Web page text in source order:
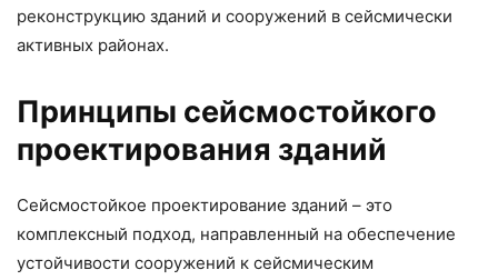
реконструкцию зданий и сооружений в сейсмически
активных районах.
Принципы сейсмостойкого
проектирования зданий
Сейсмостойкое проектирование зданий – это
комплексный подход, направленный на обеспечение
устойчивости сооружений к сейсмическим